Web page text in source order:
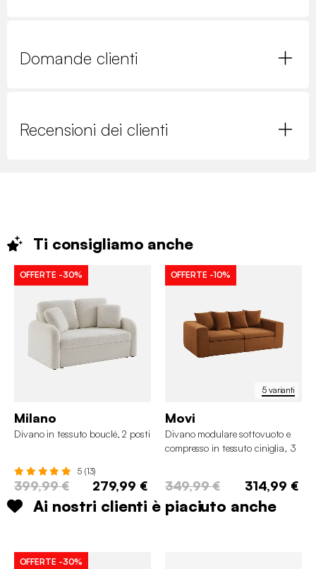
Domande clienti
Recensioni dei clienti
Ti consigliamo anche
OFFERTE -30%
Milano
Divano in tessuto bouclé, 2 posti
5 (13)
399,99 € 279,99 €
5 varianti
OFFERTE -10%
Movi
Divano modulare sottovuoto e
compresso in tessuto ciniglia, 3
349,99 € 314,99 €
Ai nostri clienti è piaciuto anche
OFFERTE -30%